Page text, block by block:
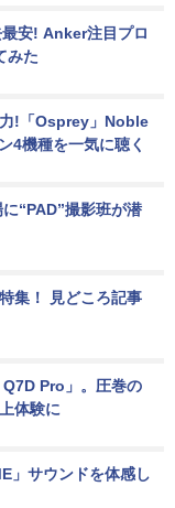
安! Anker注目プロ
みた
!「Osprey」Noble
4機種を一気に聴く
“PAD”撮影班が潜
集！ 見どころ記事
Pro」。圧巻の
体験に
」サウンドを体感し